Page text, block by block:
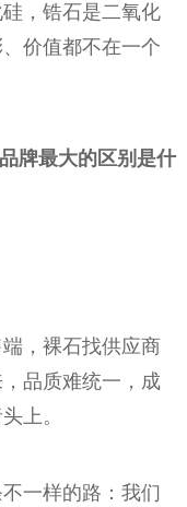
，锆石是二氧化
价值都不在一个
牌最大的区别是什
，裸石找供应商
品质难统一，成
上。
一样的路：我们